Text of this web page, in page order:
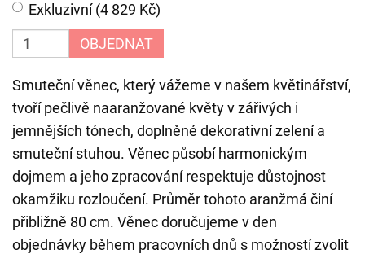
Exkluzivní (4 829 Kč)
OBJEDNAT
Smuteční věnec, který vážeme v našem květinářství,
tvoří pečlivě naaranžované květy v zářivých i
jemnějších tónech, doplněné dekorativní zelení a
smuteční stuhou. Věnec působí harmonickým
dojmem a jeho zpracování respektuje důstojnost
okamžiku rozloučení. Průměr tohoto aranžmá činí
přibližně 80 cm. Věnec doručujeme v den
objednávky během pracovních dnů s možností zvolit